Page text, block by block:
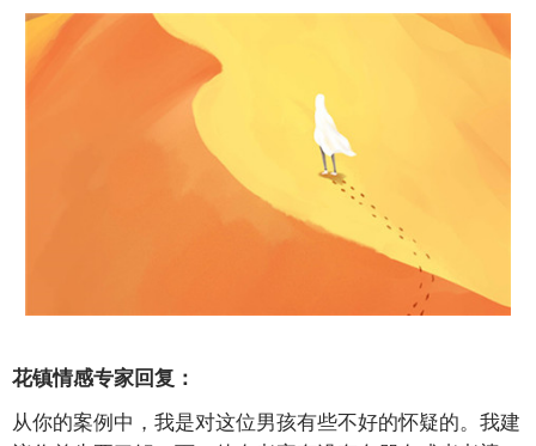
花镇情感专家回复：
从你的案例中，我是对这位男孩有些不好的怀疑的。我建